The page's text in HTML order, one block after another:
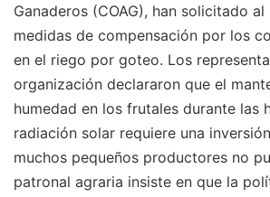
Ganaderos (COAG), han solicitado al
medidas de compensación por los
en el riego por goteo. Los
organización declararon que el
humedad en los frutales durante las
radiación solar requiere una
muchos pequeños productores no
patronal agraria insiste en que la